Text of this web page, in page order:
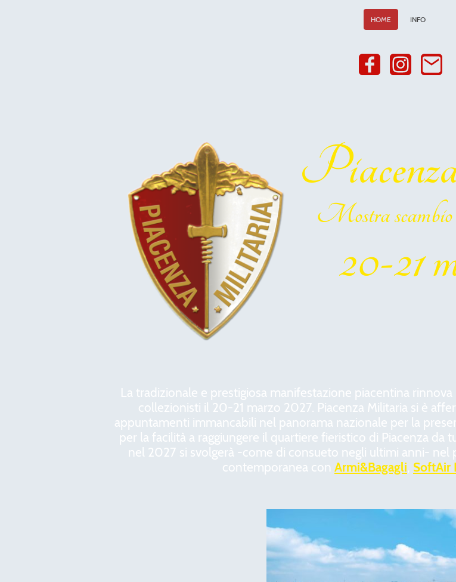
HOME INFO
Mostra scambio
20-21
La tradizionale e prestigiosa manifestazione piacentina
collezionisti il 20-21 marzo 2027. Piacenza Militaria si è
appuntamenti immancabili nel panorama nazionale per la
per la facilità a raggiungere il quartiere fieristico di Piacenza da
nel 2027 si svolgerà -come di consueto negli ultimi anni- nel
contemporanea con Armi&Bagagli, SoftAir